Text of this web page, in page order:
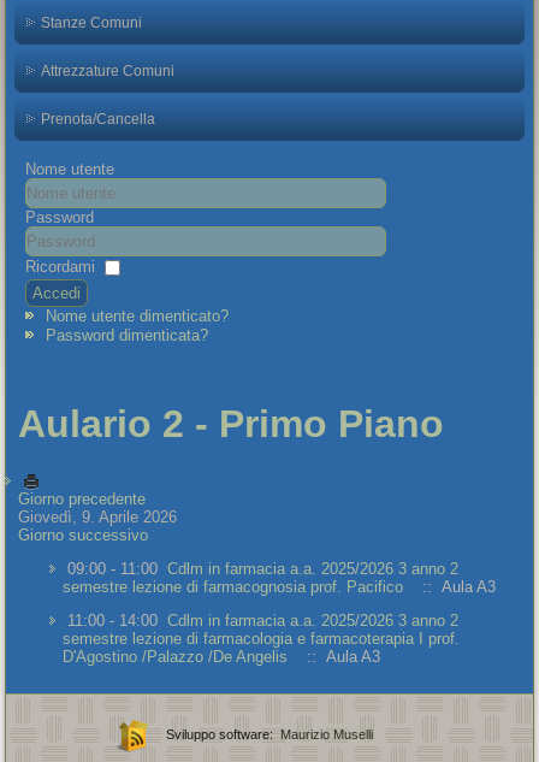
Stanze Comuni
Attrezzature Comuni
Prenota/Cancella
Nome utente
Password
Ricordami
Accedi
Nome utente dimenticato?
Password dimenticata?
Aulario 2 - Primo Piano
Giorno precedente
Giovedì, 9. Aprile 2026
Giorno successivo
09:00 - 11:00Cdlm in farmacia a.a. 2025/2026 3 anno 2
semestre lezione di farmacognosia prof. Pacifico
:: Aula A3
11:00 - 14:00Cdlm in farmacia a.a. 2025/2026 3 anno 2
semestre lezione di farmacologia e farmacoterapia I prof.
D'Agostino /Palazzo /De Angelis
:: Aula A3
Sviluppo software: Maurizio Muselli